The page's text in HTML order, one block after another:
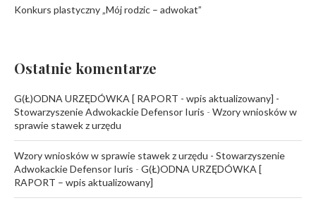
Konkurs plastyczny „Mój rodzic – adwokat”
Ostatnie komentarze
G(Ł)ODNA URZĘDÓWKA [ RAPORT - wpis aktualizowany] -
Stowarzyszenie Adwokackie Defensor Iuris - Wzory wniosków w
sprawie stawek z urzędu
Wzory wniosków w sprawie stawek z urzędu - Stowarzyszenie
Adwokackie Defensor Iuris - G(Ł)ODNA URZĘDÓWKA [
RAPORT – wpis aktualizowany]